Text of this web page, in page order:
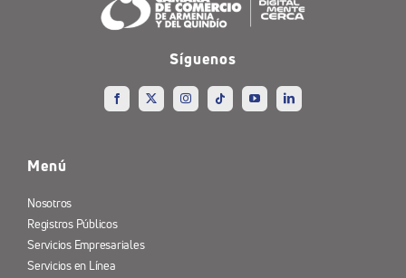
Síguenos
Menú
Nosotros
Registros Públicos
Servicios Empresariales
Servicios en Línea